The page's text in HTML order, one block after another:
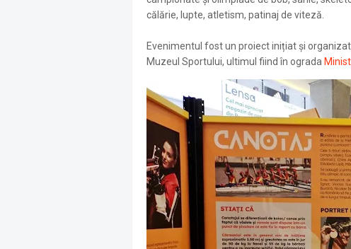
călărie, lupte, atletism, patinaj de viteză.
Evenimentul fost un proiect inițiat și
Muzeul Sportului, ultimul fiind în ograda